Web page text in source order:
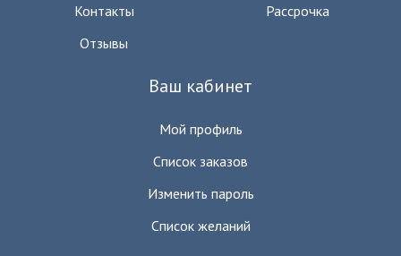
Контакты
Отзывы
Рассрочка
Ваш кабинет
Мой профиль
Список заказов
Изменить пароль
Список желаний